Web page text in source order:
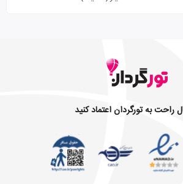
راحت به تورگردان اعتماد کنید